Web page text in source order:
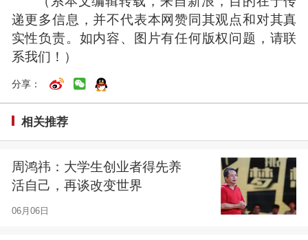
递更多信息，并不代表本网赞同其观点和对其真
实性负责。如内容、图片有任何版权问题，请联
系我们！）
分享：
相关推荐
周鸿祎：大学生创业者得先养
活自己，再谈改变世界
06月06日